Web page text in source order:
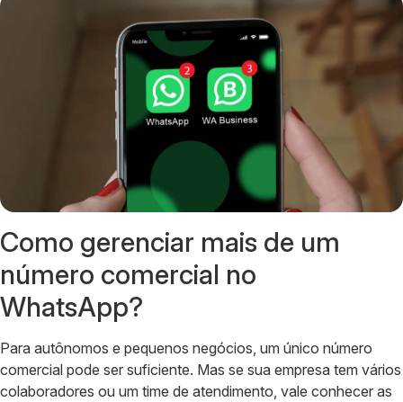
Como gerenciar mais de um
número comercial no
WhatsApp?
Para autônomos e pequenos negócios, um único número
comercial pode ser suficiente. Mas se sua empresa tem vários
colaboradores ou um time de atendimento, vale conhecer as